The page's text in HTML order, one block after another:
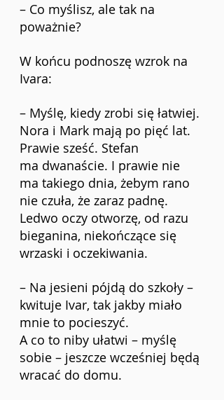
– Co myślisz, ale tak na
poważnie?
W końcu podnoszę wzrok na
Ivara:
– Myślę, kiedy zrobi się łatwiej.
Nora i Mark mają po pięć lat.
Prawie sześć. Stefan
ma dwanaście. I prawie nie
ma takiego dnia, żebym rano
nie czuła, że zaraz padnę.
Ledwo oczy otworzę, od razu
bieganina, niekończące się
wrzaski i oczekiwania.
– Na jesieni pójdą do szkoły –
kwituje Ivar, tak jakby miało
mnie to pocieszyć.
A co to niby ułatwi – myślę
sobie – jeszcze wcześniej będą
wracać do domu.